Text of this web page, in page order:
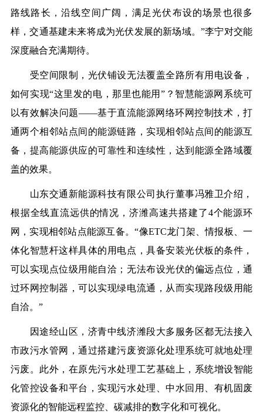
路线路长，沿线空间广阔，满足光伏布设的场景也很多
样，交通基建未来将成为光伏发展的新场域。”李宁对交能
深度融合充满期待。
受空间限制，光伏铺设无法覆盖全路所有用电设备，
如何实现“这里发的电，那里也能用”？智慧能源网系统可
以有效解决问题——基于直流能源网络环网控制技术，打
通两个相邻站点间的能源链路，实现相邻站点间的能源互
备，提高能源供应的可靠性和连续性，达到能源全路域覆
盖的效果。
山东交通新能源科技有限公司执行董事冯雅卫介绍，
根据全线直流远供的情况，济潍高速共搭建了4个能源环
网，实现相邻站点能源互备。“像ETC龙门架、情报板、一
体化智慧杆这样具体的用电点，具备安装光伏板的条件，
可以实现点位级用能自洽；无法布设光伏的偏远点位，通
过环网控制器，可以实现绿电流通，从而实现路段级用能
自洽。”
因途经山区，济青中线济潍段大多服务区都无法接入
市政污水管网，通过搭建污废资源化处理系统可就地处理
污废。此外，在原先污水处理工艺基础上，系统增设智能
化管控设备和平台，实现污水处理、中水回用、有机固废
资源化的智能远程监控、碳减排的数字化和可视化。